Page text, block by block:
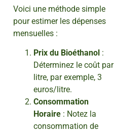
Voici une méthode simple
pour estimer les dépenses
mensuelles :
Prix du Bioéthanol :
Déterminez le coût par
litre, par exemple, 3
euros/litre.
Consommation
Horaire : Notez la
consommation de